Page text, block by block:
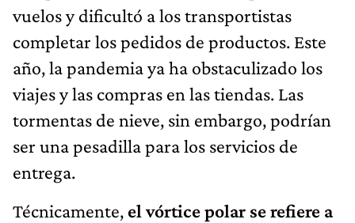
vuelos y dificultó a los transportistas
completar los pedidos de productos. Este
año, la pandemia ya ha obstaculizado los
viajes y las compras en las tiendas. Las
tormentas de nieve, sin embargo, podrían
ser una pesadilla para los servicios de
entrega.
Técnicamente, el vórtice polar se refiere a